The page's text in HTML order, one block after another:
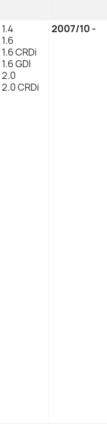
1.4
1.6
1.6 CRDi
1.6 GDI
2.0
2.0 CRDi
2007/10 -